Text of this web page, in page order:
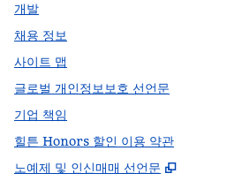
개발
채용 정보
사이트 맵
글로벌 개인정보보호 선언문
기업 책임
힐튼 Honors 할인 이용 약관
노예제 및 인신매매 선언문
,